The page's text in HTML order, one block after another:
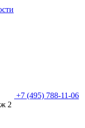
+7 (495) 788-11-06
2